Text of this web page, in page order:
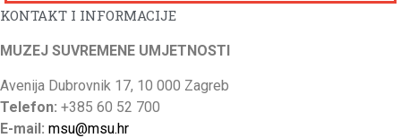
KONTAKT I INFORMACIJE
MUZEJ SUVREMENE UMJETNOSTI
Avenija Dubrovnik 17, 10 000 Zagreb
Telefon: +385 60 52 700
E-mail: msu@msu.hr